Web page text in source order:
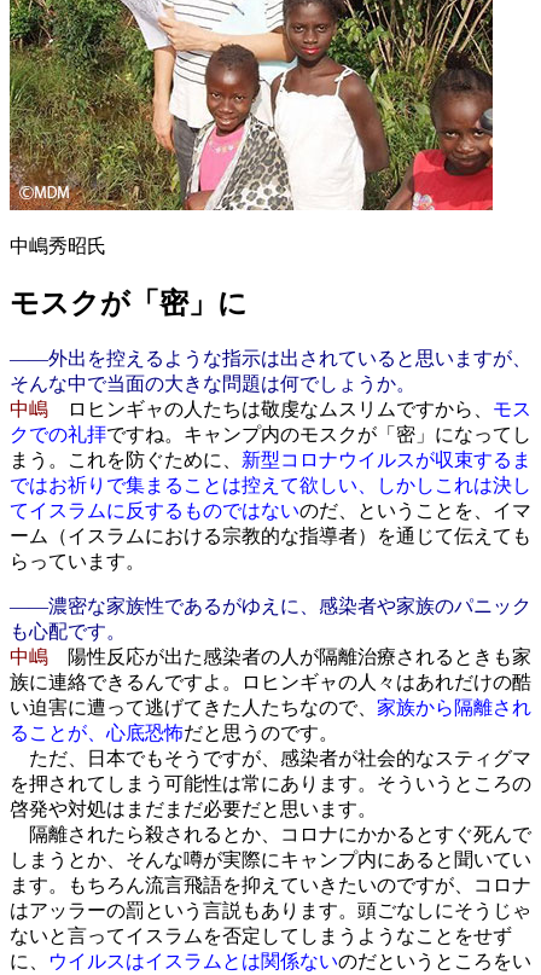
中嶋秀昭氏
モスクが「密」に
――外出を控えるような指示は出されていると思いますが、
そんな中で当面の大きな問題は何でしょうか。
中嶋 ロヒンギャの人たちは敬虔なムスリムですから、 モス
クでの礼拝ですね。キャンプ内のモスクが「密」になってし
まう。これを防ぐために、 新型コロナウイルスが収束するま
ではお祈りで集まることは控えて欲しい、しかしこれは決し
てイスラムに反するものではないのだ、ということを、イマ
ーム（イスラムにおける宗教的な指導者）を通じて伝えても
らっています。
――濃密な家族性であるがゆえに、感染者や家族のパニック
も心配です。
中嶋 陽性反応が出た感染者の人が隔離治療されるときも家
族に連絡できるんですよ。ロヒンギャの人々はあれだけの酷
い迫害に遭って逃げてきた人たちなので、 家族から隔離され
ることが、心底恐怖だと思うのです。
ただ、日本でもそうですが、感染者が社会的なスティグマ
を押されてしまう可能性は常にあります。そういうところの
啓発や対処はまだまだ必要だと思います。
隔離されたら殺されるとか、コロナにかかるとすぐ死んで
しまうとか、そんな噂が実際にキャンプ内にあると聞いてい
ます。もちろん流言飛語を抑えていきたいのですが、コロナ
はアッラーの罰という言説もあります。頭ごなしにそうじゃ
ないと言ってイスラムを否定してしまうようなことをせず
に、
ウイルスはイスラムとは関係ないのだというところをい